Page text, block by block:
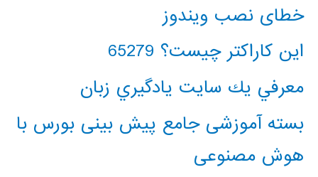
خطای نصب ویندوز
این کاراکتر چیست؟ 65279
معرفي يك سايت يادگيري زبان
بسته آموزشی جامع پیش بینی بورس با
هوش مصنوعی